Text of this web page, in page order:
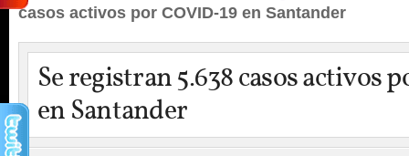
casos activos por COVID-19 en Santander
Se registran 5.638 casos activos
en Santander